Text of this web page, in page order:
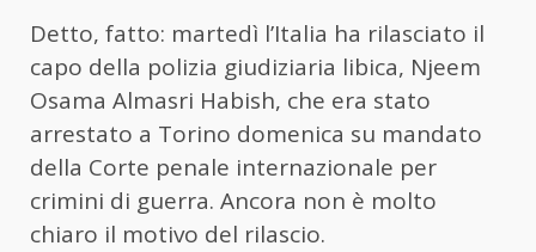
Detto, fatto: martedì l’Italia ha rilasciato il
capo della polizia giudiziaria libica, Njeem
Osama Almasri Habish, che era stato
arrestato a Torino domenica su mandato
della Corte penale internazionale per
crimini di guerra. Ancora non è molto
chiaro il motivo del rilascio.